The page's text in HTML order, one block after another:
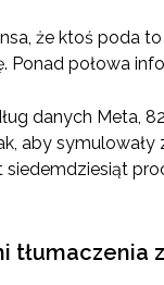
że ktoś poda
Ponad połowa
danych Meta,
aby
tłumaczenia